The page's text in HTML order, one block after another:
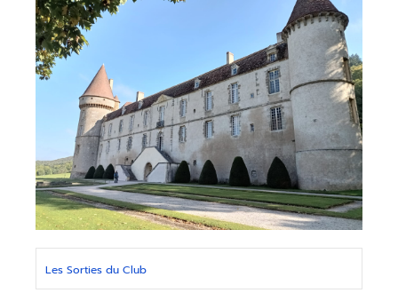
Les Sorties du Club